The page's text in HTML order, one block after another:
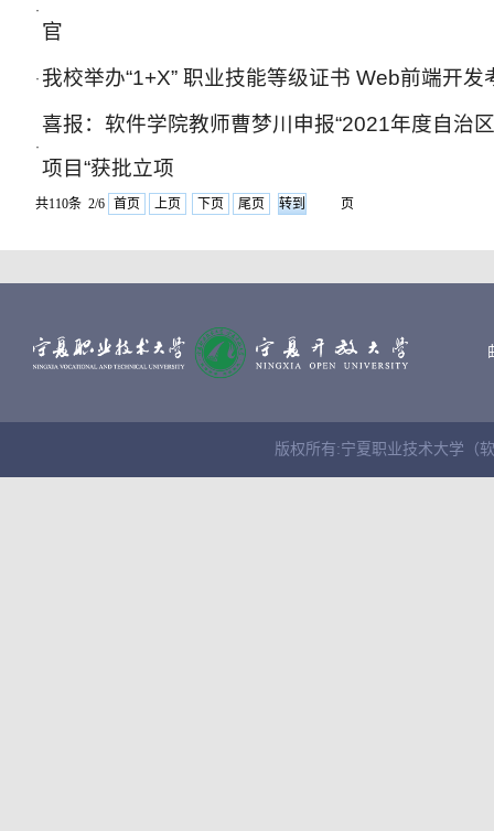
·
官
· 我校举办“1+X” 职业技能等级证书 Web前端开发
·
喜报：软件学院教师曹梦川申报“2021年度自治
项目“获批立项
共110条 2/6 首页 上页 下页 尾页 页
版权所有:宁夏职业技术大学（